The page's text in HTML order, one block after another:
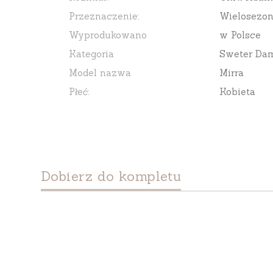
Przeznaczenie:
Wyprodukowano
w Polsce
Kategoria
Sweter
Model nazwa
Mirra
Płeć:
Kobieta
Dobierz do kompletu